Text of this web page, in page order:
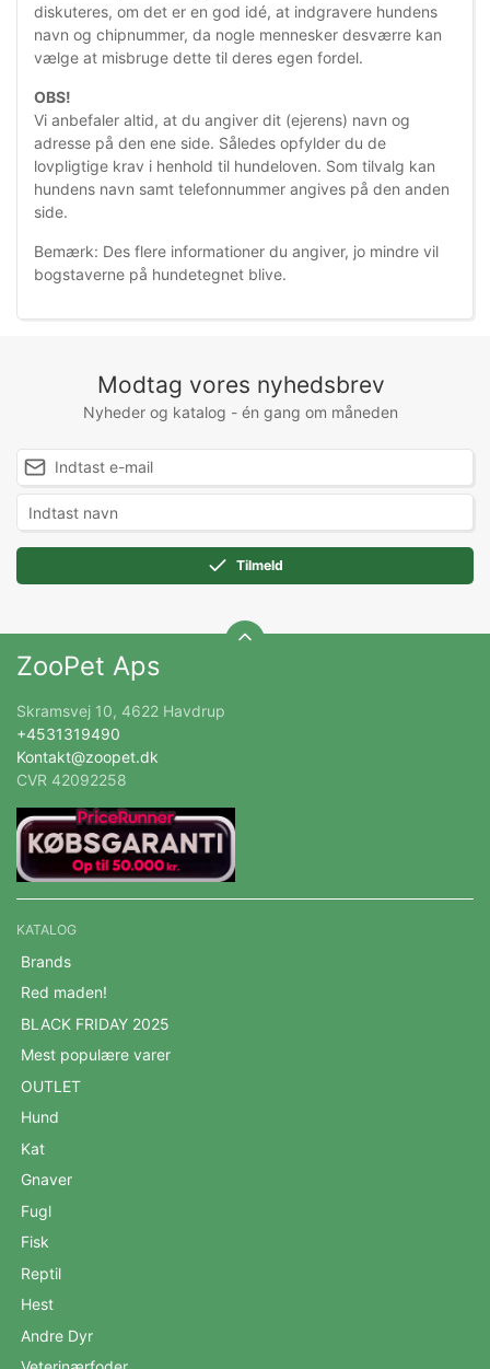
diskuteres, om det er en god idé, at indgravere hundens
navn og chipnummer, da nogle mennesker desværre kan
vælge at misbruge dette til deres egen fordel.
OBS!
Vi anbefaler altid, at du angiver dit (ejerens) navn og
adresse på den ene side. Således opfylder du de
lovpligtige krav i henhold til hundeloven. Som tilvalg kan
hundens navn samt telefonnummer angives på den anden
side.
Bemærk: Des flere informationer du angiver, jo mindre vil
bogstaverne på hundetegnet blive.
Modtag vores nyhedsbrev
Nyheder og katalog - én gang om måneden
Tilmeld
ZooPet Aps
Skramsvej 10, 4622 Havdrup
+4531319490
Kontakt@zoopet.dk
CVR 42092258
KATALOG
Brands
Red maden!
BLACK FRIDAY 2025
Mest populære varer
OUTLET
Hund
Kat
Gnaver
Fugl
Fisk
Reptil
Hest
Andre Dyr